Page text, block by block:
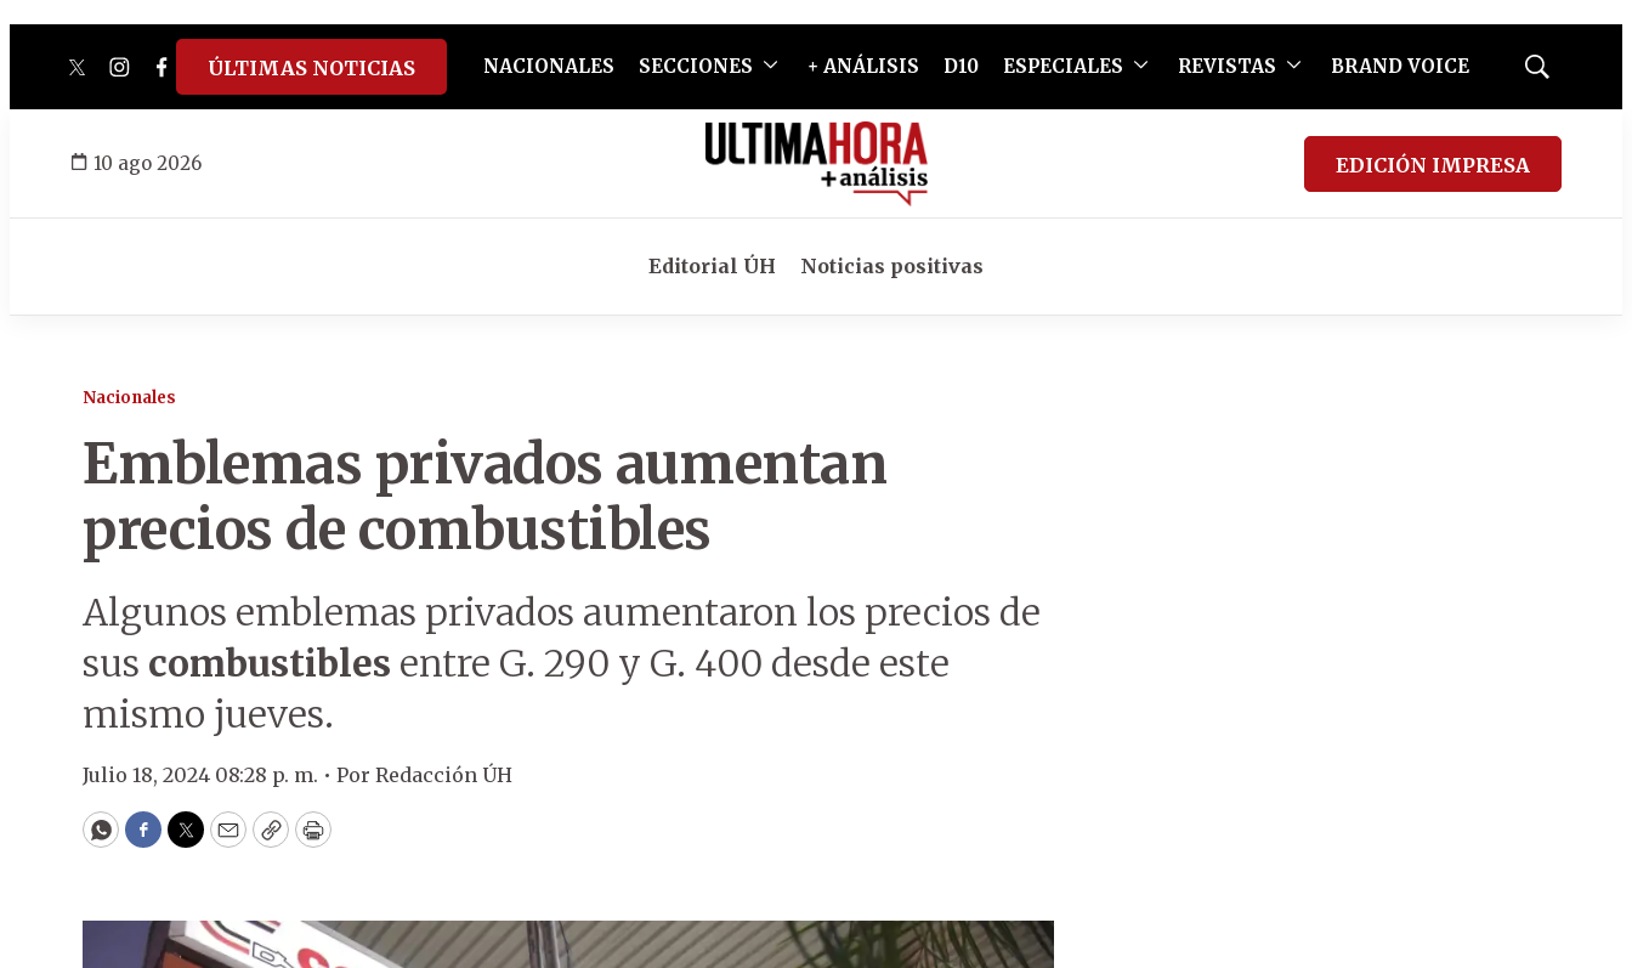
twitterinstagram
facebook
tiktokyoutube
spotify
ÚLTIMAS NOTICIAS NACIONALES SECCIONES + ANÁLISIS D10 ESPECIALES REVISTAS BRAND VOICE
Mostrar
10 ago 2026 EDICIÓN IMPRESA
Editorial ÚH Noticias positivas
Nacionales
Emblemas privados aumentan
precios de combustibles
Algunos emblemas privados aumentaron los precios de
sus combustibles entre G. 290 y G. 400 desde este
mismo jueves.
Julio 18, 2024 08:28 p. m. • Por Redacción ÚH
WhatsApp
Facebook
Twitter
EmailCopyPrint